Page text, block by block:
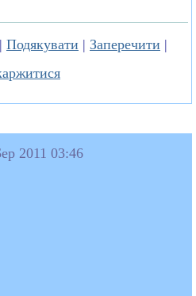
| Подякувати | Заперечити |
2011 03:46